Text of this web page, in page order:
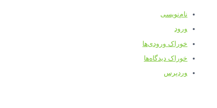
نام‌نویسی
ورود
خوراک ورودی‌ها
خوراک دیدگاه‌ها
وردپرس